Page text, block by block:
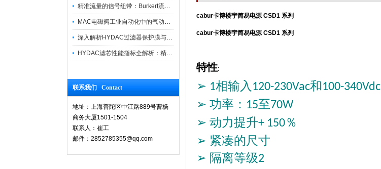
精准流量的信号纽带：Burkert流量计接线指南
MAC电磁阀工业自动化中的气动指挥官
深入解析HYDAC过滤器保护膜与质量防护技术
HYDAC滤芯性能指标全解析：精度、寿命与可靠性的工业级标准
联系我们 Contact
地址：上海普陀区中江路889号曹杨
商务大厦1501-1504
联系人：崔工
邮件：2852785355@qq.com
cabur卡博楼宇简易电源 CSD1 系列
cabur卡博楼宇简易电源 CSD1 系列
特性:
➢ 1相输入 120-230Vac和100-340Vdc
➢ 功率： 15至70W
➢ 动力提升+ 150％
➢ 紧凑的尺寸
➢ 隔离等级2